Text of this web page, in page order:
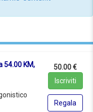
54.00 KM,
50.00 €
Iscriviti
Regala